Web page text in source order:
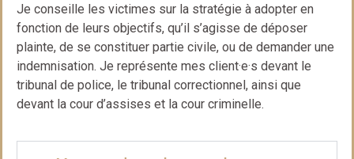
Je conseille les victimes sur la stratégie à adopter en
fonction de leurs objectifs, qu’il s’agisse de déposer
plainte, de se constituer partie civile, ou de demander une
indemnisation. Je représente mes client·e·s devant le
tribunal de police, le tribunal correctionnel, ainsi que
devant la cour d’assises et la cour criminelle.